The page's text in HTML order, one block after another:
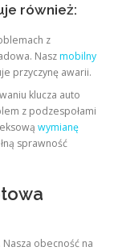
również:
z
Naszmobilny
przyczynę awarii.
klucza auto
z podzespołami
wymianę
sprawność
obecność na